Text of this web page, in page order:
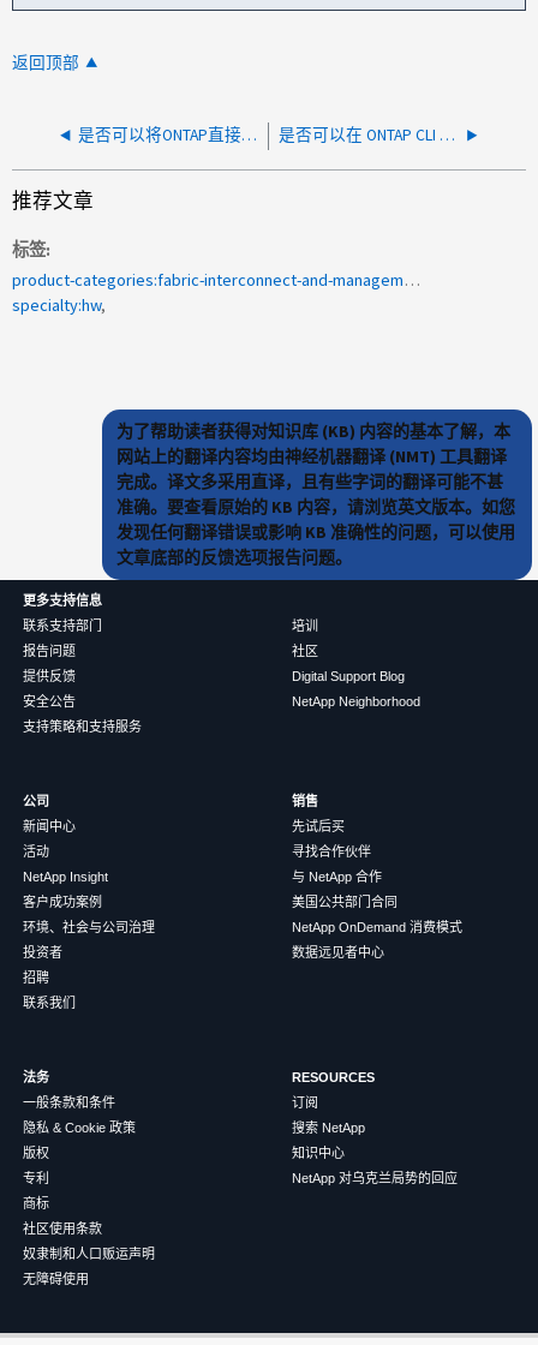
返回顶部
是否可以将ONTAP直接升级到同一版本的最新修补程序？ 是否可以在 ONTAP CLI 上使用 Azure Entra ID MFA 身份验证进行 SSH 身份验证？
推荐文章
标签
product-categories:fabric-interconnect-and-management-switches
specialty:hw
为了帮助读者获得对知识库 (KB) 内容的基本了解，本
网站上的翻译内容均由神经机器翻译 (NMT) 工具翻译
完成。译文多采用直译，且有些字词的翻译可能不甚
准确。要查看原始的 KB 内容，请浏览英文版本。如您
发现任何翻译错误或影响 KB 准确性的问题，可以使用
文章底部的反馈选项报告问题。
更多支持信息
联系支持部门
报告问题
提供反馈
安全公告
支持策略和支持服务
培训
社区
Digital Support Blog
NetApp Neighborhood
公司
新闻中心
活动
NetApp Insight
客户成功案例
环境、社会与公司治理
投资者
招聘
联系我们
销售
先试后买
寻找合作伙伴
与 NetApp 合作
美国公共部门合同
NetApp OnDemand 消费模式
数据远见者中心
法务
一般条款和条件
隐私 & Cookie 政策
版权
专利
商标
社区使用条款
奴隶制和人口贩运声明
无障碍使用
RESOURCES
订阅
搜索 NetApp
知识中心
NetApp 对乌克兰局势的回应